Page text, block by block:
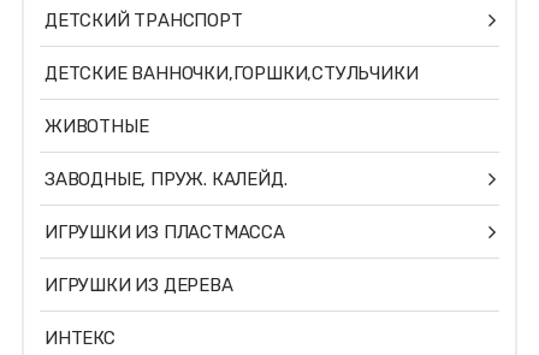
ДЕТСКИЙ ТРАНСПОРТ
ДЕТСКИЕ ВАННОЧКИ,ГОРШКИ,СТУЛЬЧИКИ
ЖИВОТНЫЕ
ЗАВОДНЫЕ, ПРУЖ. КАЛЕЙД.
ИГРУШКИ ИЗ ПЛАСТМАССА
ИГРУШКИ ИЗ ДЕРЕВА
ИНТЕКС